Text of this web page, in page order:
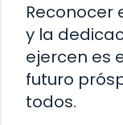
Reconocer
y la
ejercen es
futuro
todos.